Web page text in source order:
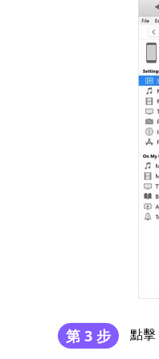
第 3 步 點擊